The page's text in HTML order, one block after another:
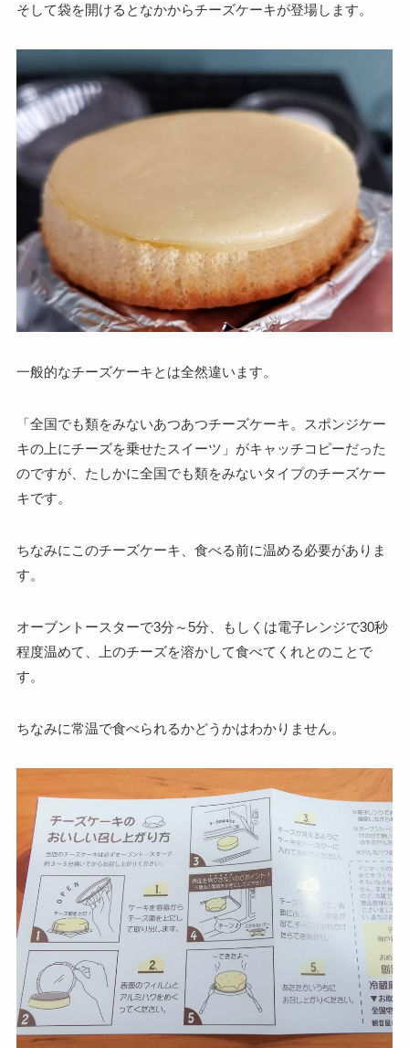
そして袋を開けるとなかからチーズケーキが登場します。
一般的なチーズケーキとは全然違います。
「全国でも類をみないあつあつチーズケーキ。スポンジケー
キの上にチーズを乗せたスイーツ」がキャッチコピーだった
のですが、たしかに全国でも類をみないタイプのチーズケー
キです。
ちなみにこのチーズケーキ、 食べる前に温める必要がありま
す。
オーブントースターで3分～5分、もしくは電子レンジで30秒
程度温めて、
上のチーズを溶かして食べてくれとのことで
す。
ちなみに常温で食べられるかどうかはわかりません。